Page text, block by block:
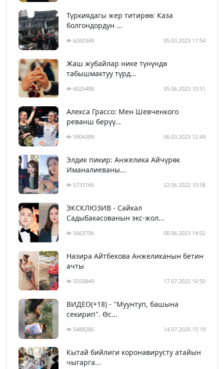
Түркиядагы жер титирөө: Каза
болгондордун ...
6260349 05.03.2023 17:54
Жаш жубайлар нике түнүндө
табышмактуу түрд...
6025488 05.06.2023 10:51
Алекса Грассо: Мен Шевченкого
реванш берүү...
5904389 06.03.2023 12:49
Элдик пикир: Анжелика Айчүрөк
Иманалиеваны...
5733166 22.06.2022 10:58
ЭКСКЛЮЗИВ - Сайкал
Садыбакасованын экс-жол...
5663796 08.06.2023 14:02
Назира Айтбекова Анжеликанын бетин
ачты
5559849 17.07.2022 16:50
ВИДЕО(+18) - "Муунтуп, башына
секирип". Өс...
5488286 14.07.2020 15:19
Кытай бийлиги коронавирусту атайын
чыгарга...